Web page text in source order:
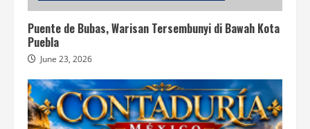
Puente de Bubas, Warisan Tersembunyi di Bawah Kota
Puebla
June 23, 2026